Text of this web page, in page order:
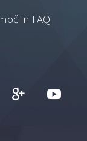
in FAQ